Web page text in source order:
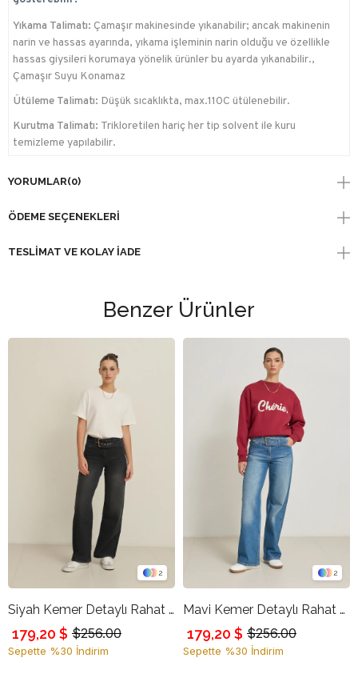
Yıkama Talimatı: Çamaşır makinesinde yıkanabilir; ancak makinenin
narin ve hassas ayarında, yıkama işleminin narin olduğu ve özellikle
hassas giysileri korumaya yönelik ürünler bu ayarda yıkanabilir.,
Çamaşır Suyu Konamaz
Ütüleme Talimatı: Düşük sıcaklıkta, max.110C ütülenebilir.
Kurutma Talimatı: Trikloretilen hariç her tip solvent ile kuru
temizleme yapılabilir.
YORUMLAR(0)
ÖDEME SEÇENEKLERI
TESLIMAT VE KOLAY İADE
Benzer Ürünler
2
Siyah Kemer Detaylı Rahat Kesim Kot Pantolon
$256.00
179,20 $
Sepette %30 İndirim
2
Mavi Kemer Detaylı Rahat Kesim Kot Pantolon
$256.00
179,20 $
Sepette %30 İndirim